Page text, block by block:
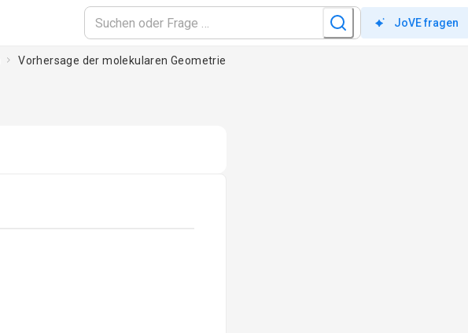
JoVE fragen
Vorhersage der molekularen Geometrie